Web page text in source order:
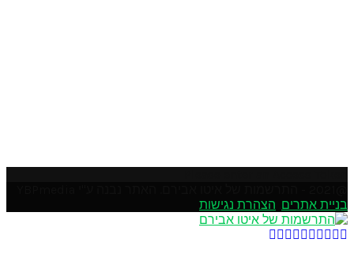
בניית אתרים הצהרת נגישות
Facebook
Twitter
Instagram
Pinterest
Google
Linkedin
Youtube
Email
Soundcloud